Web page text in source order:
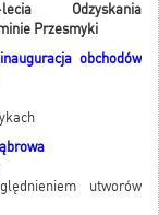
Odzyskania
Przesmyki
obchodów
utworów